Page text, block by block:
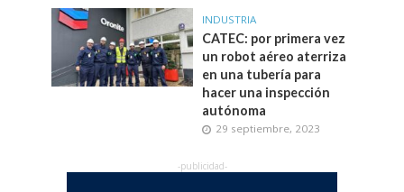
INDUSTRIA
CATEC: por primera vez
un robot aéreo aterriza
en una tubería para
hacer una inspección
autónoma
29 septiembre, 2023